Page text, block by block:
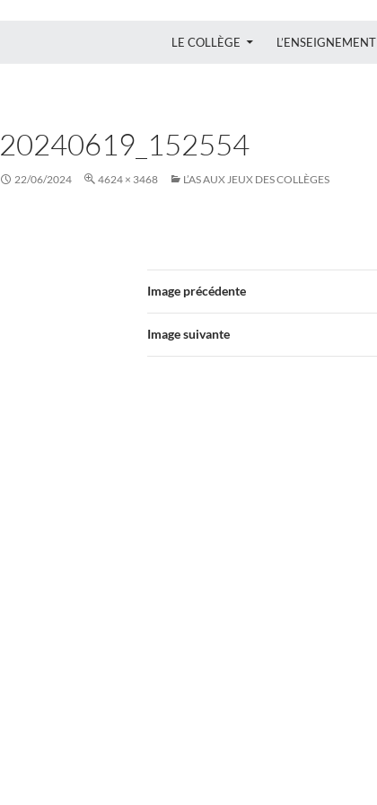
LE COLLÈGE L’ENSEIGNEMENT
20240619_152554
22/06/2024 4624 × 3468 L’AS AUX JEUX DES COLLÈGES
Image précédente
Image suivante